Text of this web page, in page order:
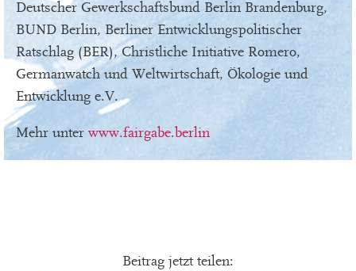
Deutscher Gewerkschaftsbund Berlin Brandenburg,
BUND Berlin, Berliner Entwicklungspolitischer
Ratschlag (BER), Christliche Initiative Romero,
Germanwatch und Weltwirtschaft, Ökologie und
Entwicklung e.V.
Mehr unter www.fairgabe.berlin
Beitrag jetzt teilen: